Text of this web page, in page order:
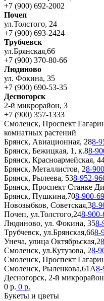
+7 (900) 692-2002
Почеп
ул.Толстого, 24
+7 (900) 693-2424
Трубчевск
ул.Брянская,66
+7 (900) 370-80-66
Людиново
ул. Фокина, 35
+7 (900) 690-53-35
Десногорск
2-й микрорайон, 3
+7 (900) 357-1333
Смоленск, Проспект
комнатных растений
Брянск, Авиационная, 288-
Брянск, Бежицкая, 1, к.88-
Брянск, Красноармейская,
Брянск, Металлистов, 28-
Брянск, Рылеева, 538-952-
Брянск, Проспект Станке
Брянск, Пушкина,708-900-
Новозыбков, Советская,38-
Почеп, ул.Толстого,248-
Людиново, ул. Фокина, 358-
Трубчевск, ул.Брянская,668-
Унеча, улица Октябрьская,2
Смоленск, ул.Кутузова, 28-
Смоленск, Проспект
Смоленск, Рыленкова,61А8-
Десногорск, 2-й
0 р. 0 р.
Букеты и цветы